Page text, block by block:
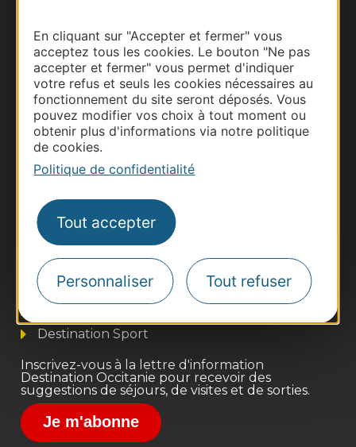
En cliquant sur "Accepter et fermer" vous
acceptez tous les cookies. Le bouton "Ne pas
accepter et fermer" vous permet d'indiquer
votre refus et seuls les cookies nécessaires au
fonctionnement du site seront déposés. Vous
pouvez modifier vos choix à tout moment ou
obtenir plus d'informations via notre politique
de cookies.
Politique de confidentialité
Tout accepter
Personnaliser Tout refuser
Thermalisme
Business/Mice
Pros d'Occitanie
Site presse et d'influence
Destination Sport
Inscrivez-vous à la lettre d'information
Destination Occitanie pour recevoir des
suggestions de séjours, de visites et de sorties.
Je m'abonne